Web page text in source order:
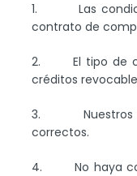
1. Las
contrato de
2. El tipo de
créditos
3. Nuestros
correctos.
4. No haya